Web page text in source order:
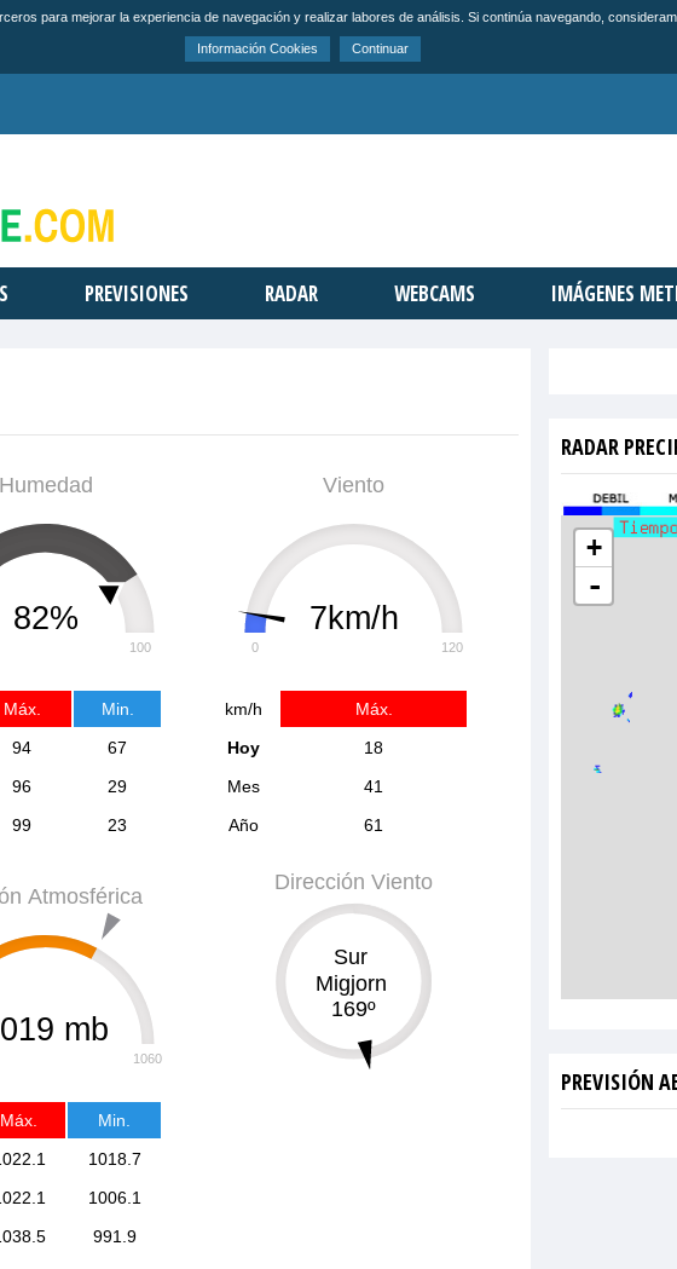
para mejorar la experiencia de navegación y realizar labores de análisis. Si continúa navegando,
Información Cookies Continuar
PREVISIONES RADAR WEBCAMS IMÁGENES
Humedad
82%
100
Máx.
Min.
94
67
96
29
99 23
Viento
7km/h
0 120
km/h
Máx.
Hoy
18
Mes
41
Año
61
Atmosférica
mb
1060
Máx.
Min.
1018.7
1006.1
991.9
Dirección Viento
Sur
Migjorn
169º
359
RADAR
+
-
PREVISIÓN